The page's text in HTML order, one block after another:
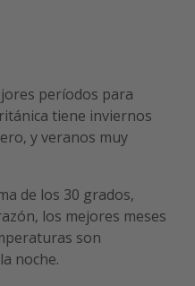
períodos para
tiene inviernos
y veranos muy
de los 30 grados,
los mejores meses
son
noche.